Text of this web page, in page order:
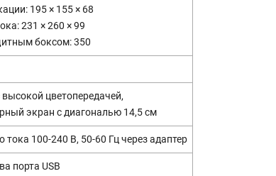
195 × 155 × 68
231 × 260 × 99
боксом: 350
цветопередачей,
экран с диагональю 14,5 см
тока 100-240 В, 50-60 Гц через адаптер
порта USB